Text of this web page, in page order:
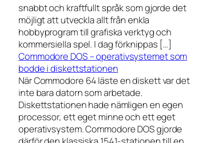
snabbt och kraftfullt språk som gjorde det
möjligt att utveckla allt från enkla
hobbyprogram till grafiska verktyg och
kommersiella spel. I dag förknippas […]
Commodore DOS – operativsystemet som
bodde i diskettstationen
När Commodore 64 läste en diskett var det
inte bara datorn som arbetade.
Diskettstationen hade nämligen en egen
processor, ett eget minne och ett eget
operativsystem. Commodore DOS gjorde